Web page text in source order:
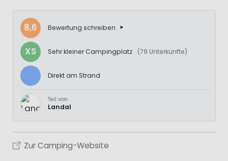
8,6 Bewertung schreiben
XS Sehr kleiner Campingplatz (79 Unterkünfte)
Direkt am Strand
Teil von
Landal
Zur Camping-Website